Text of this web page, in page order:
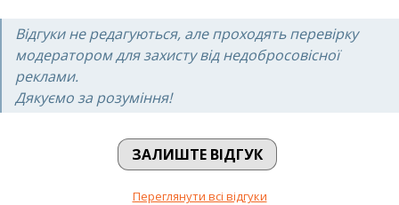
Відгуки не редагуються, але проходять перевірку
модератором для захисту від недобросовісної
реклами.
Дякуємо за розуміння!
ЗАЛИШТЕ ВІДГУК
Переглянути всі відгуки